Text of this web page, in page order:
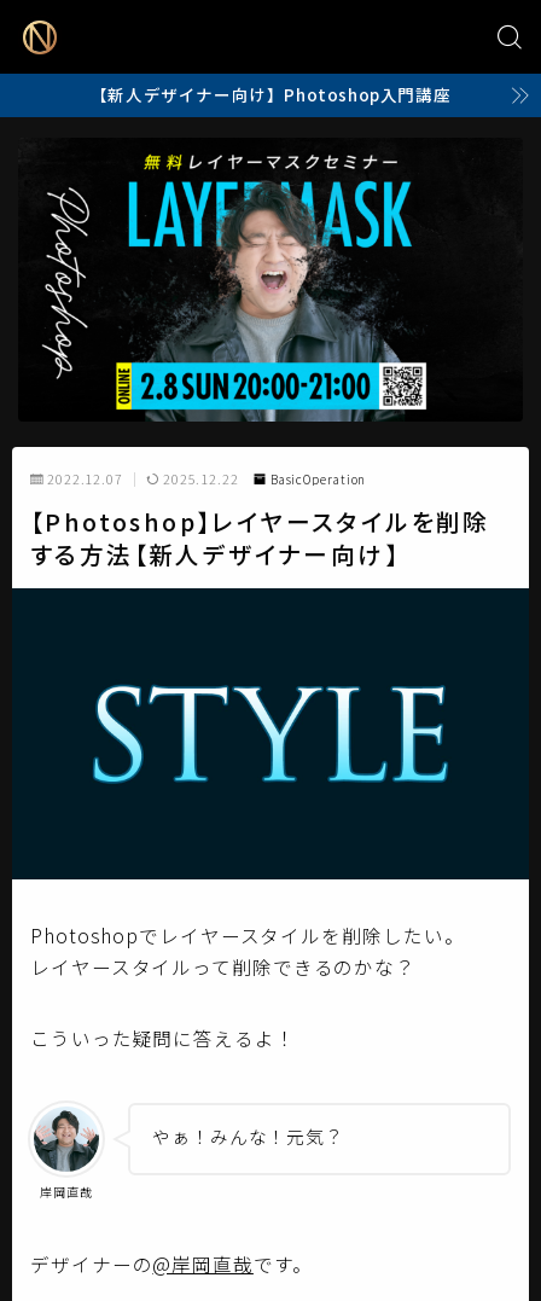
【新人デザイナー向け】Photoshop入門講座
2022.12.07 2025.12.22 BasicOperation
【Photoshop】レイヤースタイルを削除
する方法【新人デザイナー向け】
Photoshopでレイヤースタイルを削除したい。
レイヤースタイルって削除できるのかな？
こういった疑問に答えるよ！
岸岡直哉
やぁ！みんな！元気？
デザイナーの@岸岡直哉です。